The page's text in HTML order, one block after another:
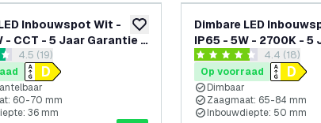
toevoegen aan verlanglijst
Inbouwspot Wit -
- CCT - 5 Jaar Garantie -
de Badkamer
reviews drawer openen
4.5 (19)
60-70 mm
36 mm
Dimbare LED
IP65 - 5W - 2700K - 5
Garantie - Geschikt
Badkamer
reviews
4.4 score sterren4.4 (18)
Op voorraad
Dimbaar
Zaagmaat: 65-84 mm
Inbouwdiepte: 50 mm